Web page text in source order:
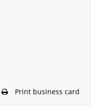
Print business card